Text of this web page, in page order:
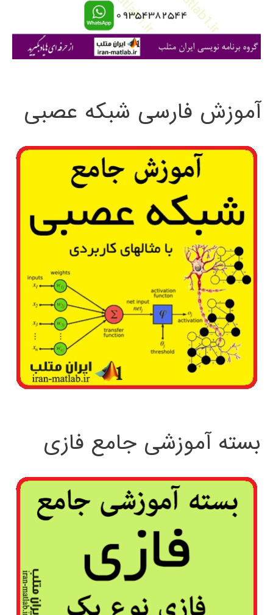
ی
آموزش فارسی شبکه عصبی
بسته آموزشی جامع فازی